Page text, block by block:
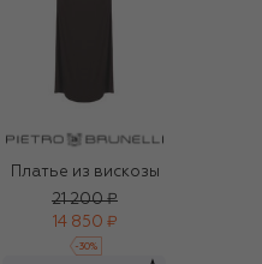
Платье из вискозы
21 200 ₽
14 850 ₽
-30%